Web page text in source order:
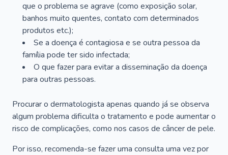
que o problema se agrave (como exposição solar,
banhos muito quentes, contato com determinados
produtos etc.);
Se a doença é contagiosa e se outra pessoa da
família pode ter sido infectada;
O que fazer para evitar a disseminação da doença
para outras pessoas.
Procurar o dermatologista apenas quando já se observa
algum problema dificulta o tratamento e pode aumentar o
risco de complicações, como nos casos de câncer de pele.
Por isso, recomenda-se fazer uma consulta uma vez por